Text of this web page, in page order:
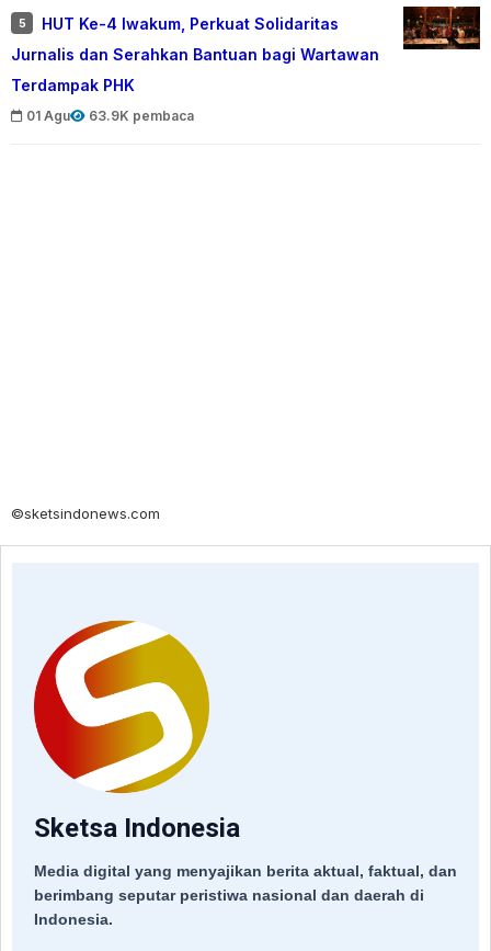
5
HUT Ke-4 Iwakum, Perkuat Solidaritas
Jurnalis dan Serahkan Bantuan bagi Wartawan
Terdampak PHK
01 Agu 63.9K pembaca
©sketsindonews.com
Sketsa Indonesia
Media digital yang menyajikan berita aktual, faktual, dan
berimbang seputar peristiwa nasional dan daerah di
Indonesia.